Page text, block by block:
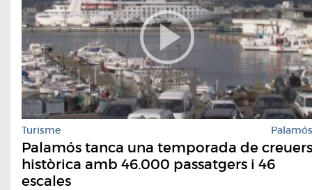
Turisme Palamós
Palamós tanca una temporada de creuers
històrica amb 46.000 passatgers i 46
escales